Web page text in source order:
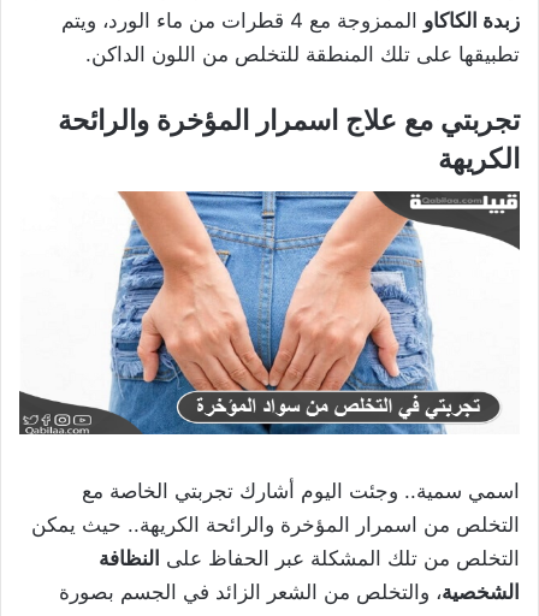
زبدة الكاكاو
الممزوجة مع 4 قطرات من ماء الورد، ويتم
تطبيقها على تلك المنطقة للتخلص من اللون الداكن.
تجربتي مع علاج اسمرار المؤخرة والرائحة
الكريهة
اسمي سمية.. وجئت اليوم أشارك تجربتي الخاصة مع
التخلص من اسمرار المؤخرة والرائحة الكريهة.. حيث يمكن
التخلص من تلك المشكلة عبر الحفاظ على النظافة
الشخصية، والتخلص من الشعر الزائد في الجسم بصورة